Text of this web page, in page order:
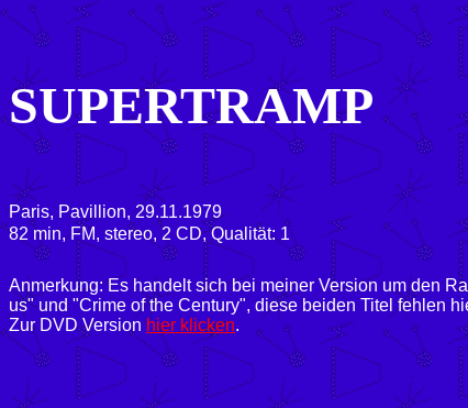
SUPERTRAMP
Paris, Pavillion, 29.11.1979
82 min, FM, stereo, 2 CD, Qualität: 1
Anmerkung: Es handelt sich bei meiner Version um den
us" und "Crime of the Century", diese beiden Titel fehlen
Zur DVD Version hier klicken.